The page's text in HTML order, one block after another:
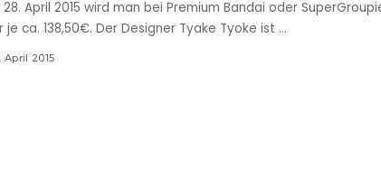
April 2015 wird man bei Premium Bandai oder
ca. 138,50€. Der Designer Tyake Tyoke ist ...
April 2015